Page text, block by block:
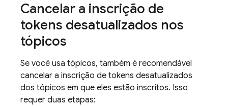
Cancelar a inscrição de
tokens desatualizados nos
tópicos
Se você usa tópicos, também é recomendável
cancelar a inscrição de tokens desatualizados
dos tópicos em que eles estão inscritos. Isso
requer duas etapas: